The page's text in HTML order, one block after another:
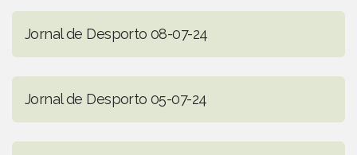
Jornal de Desporto 08-07-24
Jornal de Desporto 05-07-24